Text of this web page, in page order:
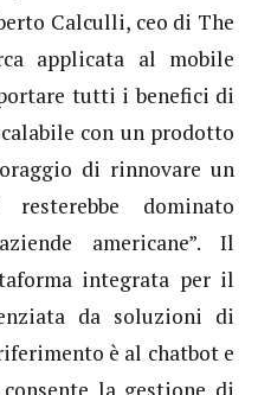
Calculli, ceo di The
applicata al mobile
tutti i benefici di
con un prodotto
di rinnovare un
dominato
americane”. Il
integrata per il
da soluzioni di
è al chatbot e